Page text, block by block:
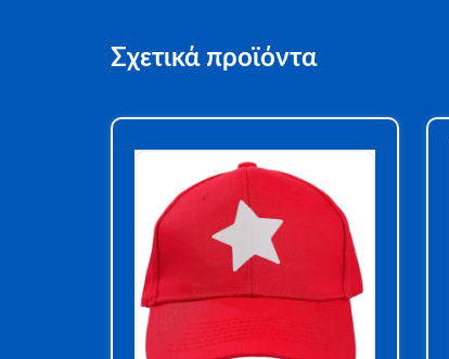
Σχετικά προϊόντα